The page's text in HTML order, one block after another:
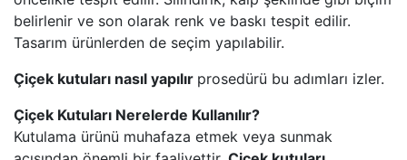
belirlenir ve son olarak renk ve baskı tespit edilir.
Tasarım ürünlerden de seçim yapılabilir.
Çiçek kutuları nasıl yapılır prosedürü bu adımları izler.
Çiçek Kutuları Nerelerde Kullanılır?
Kutulama ürünü muhafaza etmek veya sunmak